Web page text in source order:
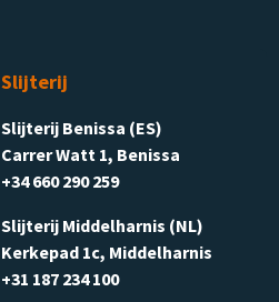
Slijterij
Slijterij Benissa (ES)
Carrer Watt 1, Benissa
+34 660 290 259
Slijterij Middelharnis (NL)
Kerkepad 1c, Middelharnis
+31 187 234 100